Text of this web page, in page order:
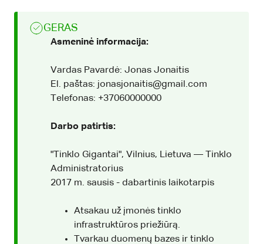
GERAS
Asmeninė informacija:
Vardas Pavardė: Jonas Jonaitis
El. paštas: jonasjonaitis@gmail.com
Telefonas: +37060000000
Darbo patirtis:
"Tinklo Gigantai", Vilnius, Lietuva — Tinklo
Administratorius
2017 m. sausis - dabartinis laikotarpis
Atsakau už įmonės tinklo
infrastruktūros priežiūrą.
Tvarkau duomenų bazes ir tinklo